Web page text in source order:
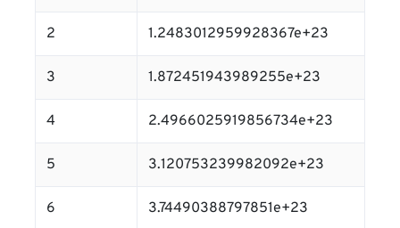
2 1.2483012959928367e+23
3 1.872451943989255e+23
4 2.4966025919856734e+23
5 3.120753239982092e+23
6 3.74490388797851e+23